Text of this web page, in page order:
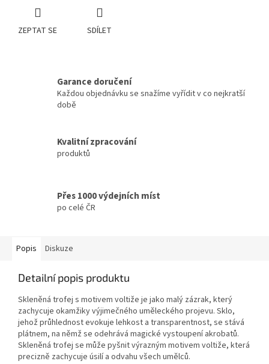
ZEPTAT SE SDÍLET
Garance doručení
Každou objednávku se snažíme vyřídit v co nejkratší
době
Kvalitní zpracování
produktů
Přes 1000 výdejních míst
po celé ČR
Popis Diskuze
Detailní popis produktu
Skleněná trofej s motivem voltiže je jako malý zázrak, který
zachycuje okamžikyvýjimečného uměleckého projevu. Sklo,
jehož průhlednostevokuje lehkost a transparentnost, se stává
plátnem, na němž se odehrává magické vystoupení akrobatů.
Skleněná trofej se může pyšnit výrazným motivem voltiže, která
precizně zachycuje úsilí a odvahu všech umělců.